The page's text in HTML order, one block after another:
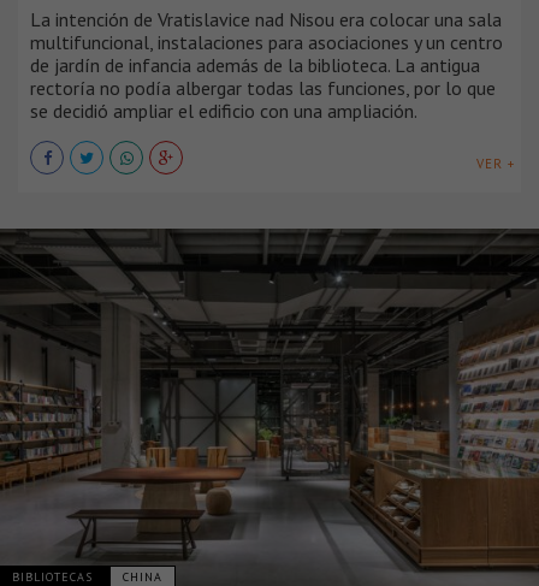
La intención de Vratislavice nad Nisou era colocar una sala
multifuncional, instalaciones para asociaciones y un centro
de jardín de infancia además de la biblioteca. La antigua
rectoría no podía albergar todas las funciones, por lo que
se decidió ampliar el edificio con una ampliación.
VER +
BIBLIOTECAS CHINA